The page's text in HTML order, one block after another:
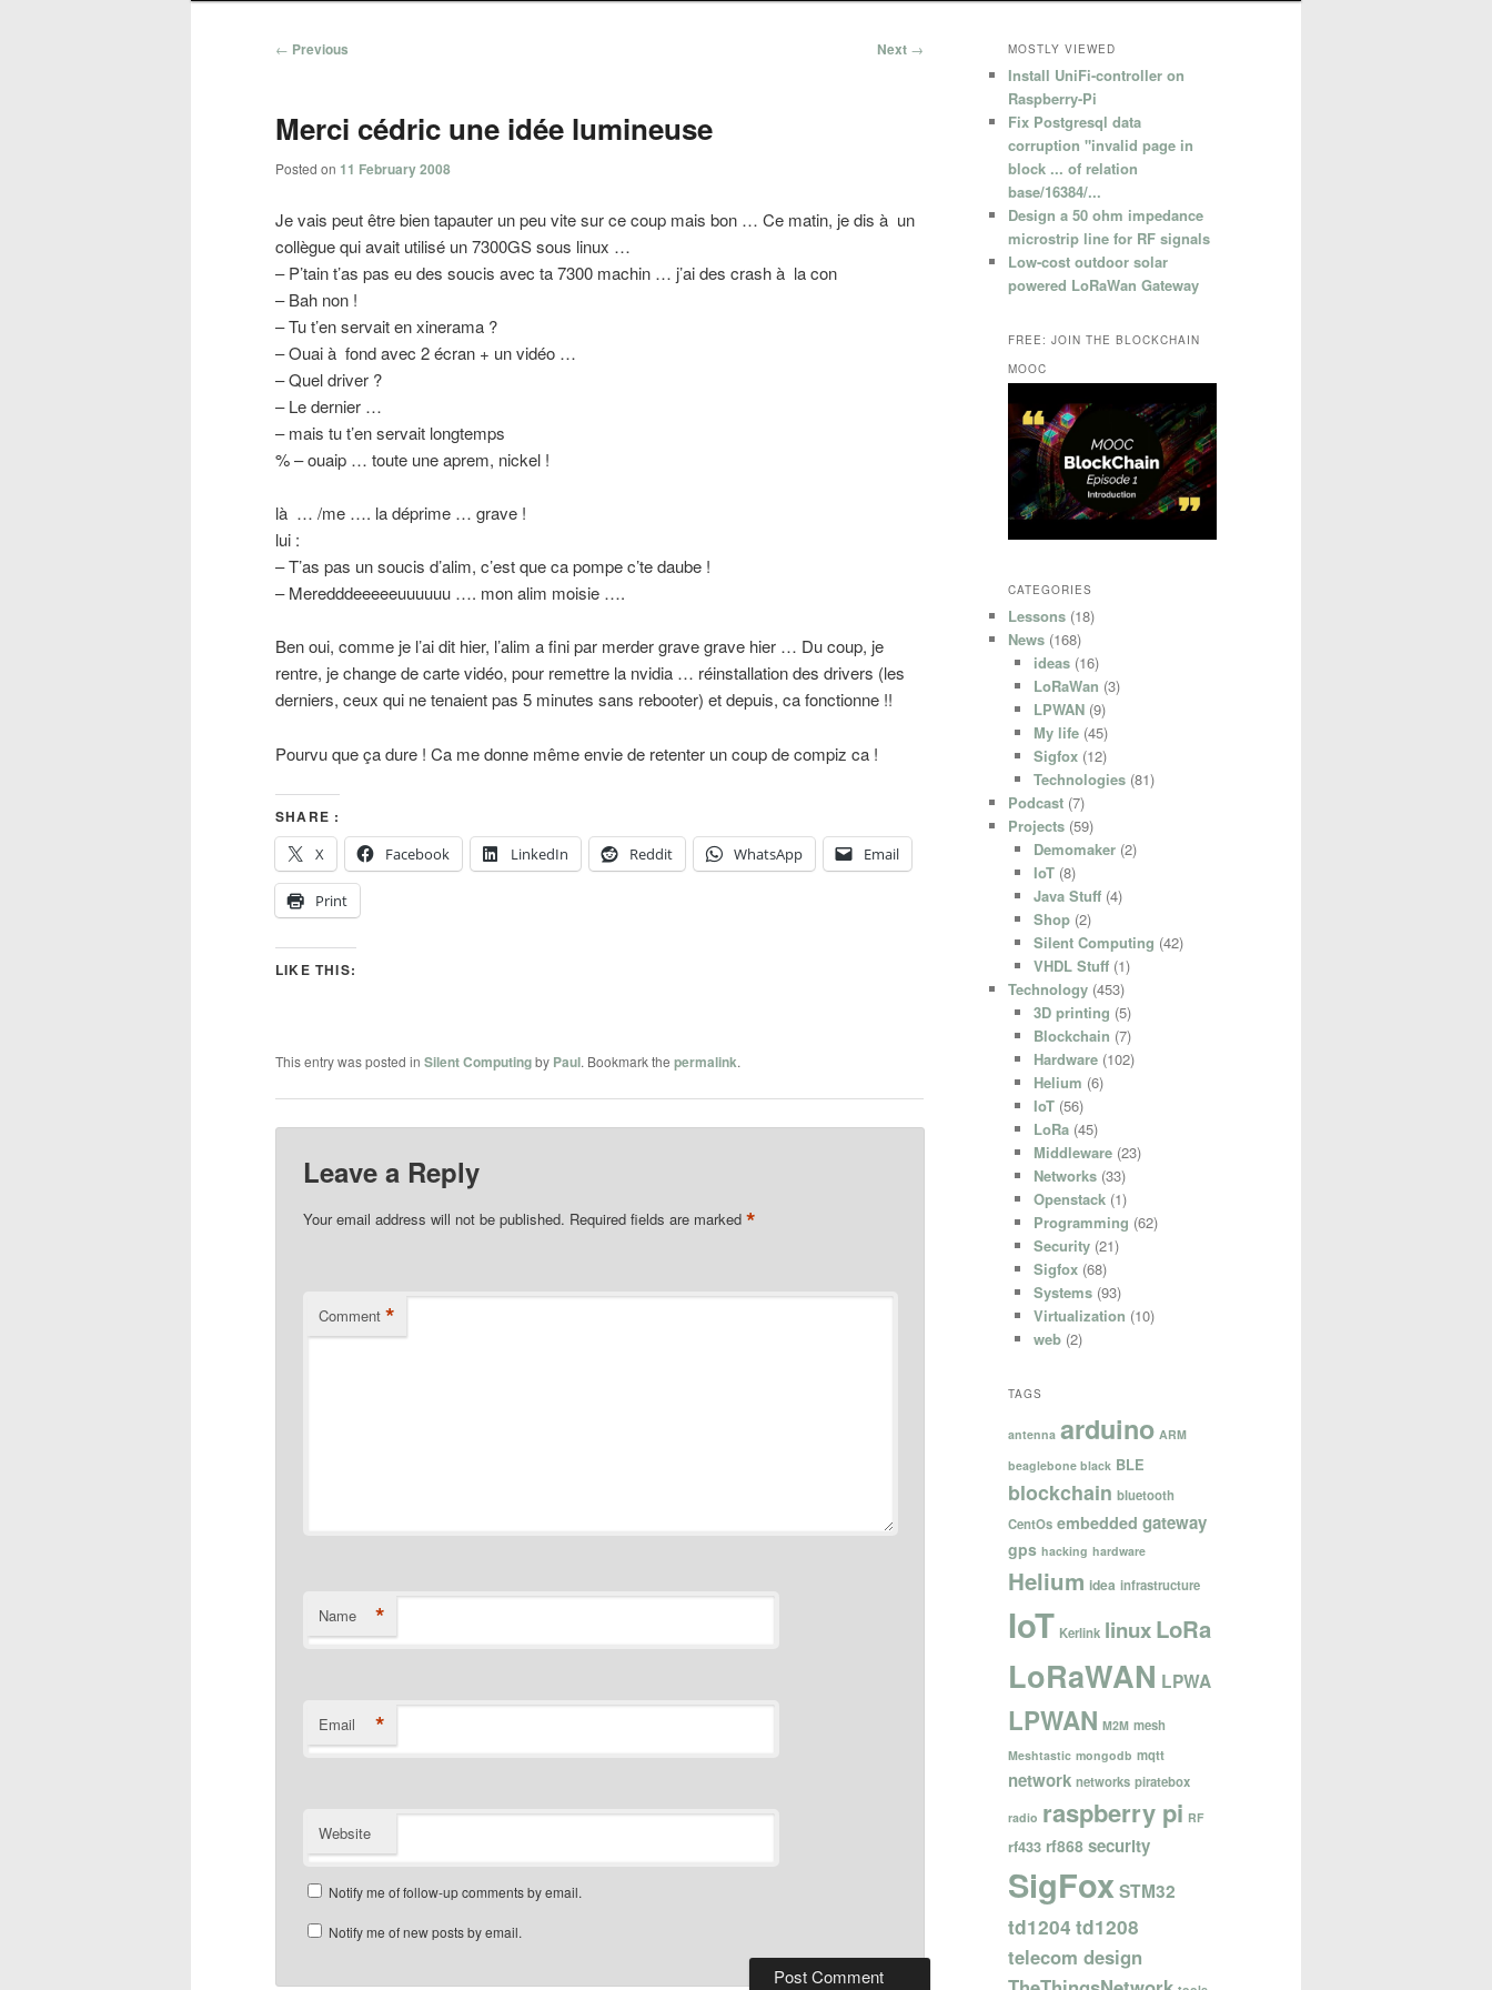
Post
← Previous Next →
Merci cédric une idée lumineuse
Posted on 11 February 2008
Je vais peut être bien tapauter un peu vite sur ce coup mais bon … Ce matin, je dis à un
collègue qui avait utilisé un 7300GS sous linux …
– P’tain t’as pas eu des soucis avec ta 7300 machin … j’ai des crash à la con
– Bah non !
– Tu t’en servait en xinerama ?
– Ouai à fond avec 2 écran + un vidéo …
– Quel driver ?
– Le dernier …
– mais tu t’en servait longtemps
% – ouaip … toute une aprem, nickel !
là … /me …. la déprime … grave !
lui :
– T’as pas un soucis d’alim, c’est que ca pompe c’te daube !
– Meredddeeeeeuuuuuu …. mon alim moisie ….
Ben oui, comme je l’ai dit hier, l’alim a fini par merder grave grave hier … Du coup, je
rentre, je change de carte vidéo, pour remettre la nvidia … réinstallation des drivers (les
derniers, ceux qui ne tenaient pas 5 minutes sans rebooter) et depuis, ca fonctionne !!
Pourvu que ça dure ! Ca me donne même envie de retenter un coup de compiz ca !
SHARE :
X
Facebook LinkedIn Reddit WhatsApp Email
Print
LIKE THIS:
This entry was posted in Silent Computingby Paul. Bookmark the permalink.
Leave a Reply
Your email address will not be published. Required fields are marked*
Comment *
Name *
Email *
Website
Notify me of follow-up comments by email.
Notify me of new posts by email.
MOSTLY VIEWED
Install UniFi-controller on
Raspberry-Pi
Fix Postgresql data
corruption "invalid page in
block ... of relation
base/16384/...
Design a 50 ohm impedance
microstrip line for RF signals
Low-cost outdoor solar
powered LoRaWan Gateway
FREE: JOIN THE BLOCKCHAIN
MOOC
CATEGORIES
Lessons (18)
News (168)
ideas(16)
LoRaWan (3)
LPWAN(9)
My life(45)
Sigfox(12)
Technologies(81)
Podcast (7)
Projects (59)
Demomaker(2)
IoT(8)
Java Stuff(4)
Shop(2)
Silent Computing (42)
VHDL Stuff(1)
Technology (453)
3D printing (5)
Blockchain (7)
Hardware(102)
Helium (6)
IoT(56)
LoRa(45)
Middleware(23)
Networks(33)
Openstack(1)
Programming (62)
Security(21)
Sigfox(68)
Systems(93)
Virtualization (10)
web(2)
TAGS
antenna arduino ARM
beaglebone black BLE
blockchain bluetooth
CentOs embedded gateway
gps hacking hardware
Helium idea infrastructure
IoT Kerlink linuxLoRa
LoRaWAN LPWA
LPWAN M2M mesh
Meshtastic mongodb mqtt
network networks piratebox
radio raspberry pi RF
rf433 rf868 security
SigFoxSTM32
td1204 td1208
telecom design